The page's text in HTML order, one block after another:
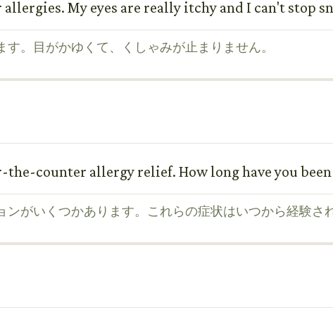
My eyes are really itchy and I can't stop
。目がかゆくて、くしゃみが止まりません。
the-counter allergy relief. How long have you
がいくつかあります。これらの症状はいつから経験さ